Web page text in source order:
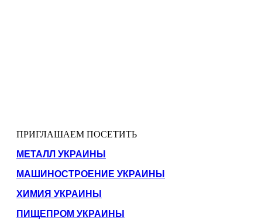
ПРИГЛАШАЕМ ПОСЕТИТЬ
МЕТАЛЛ УКРАИНЫ
МАШИНОСТРОЕНИЕ УКРАИНЫ
ХИМИЯ УКРАИНЫ
ПИЩЕПРОМ УКРАИНЫ